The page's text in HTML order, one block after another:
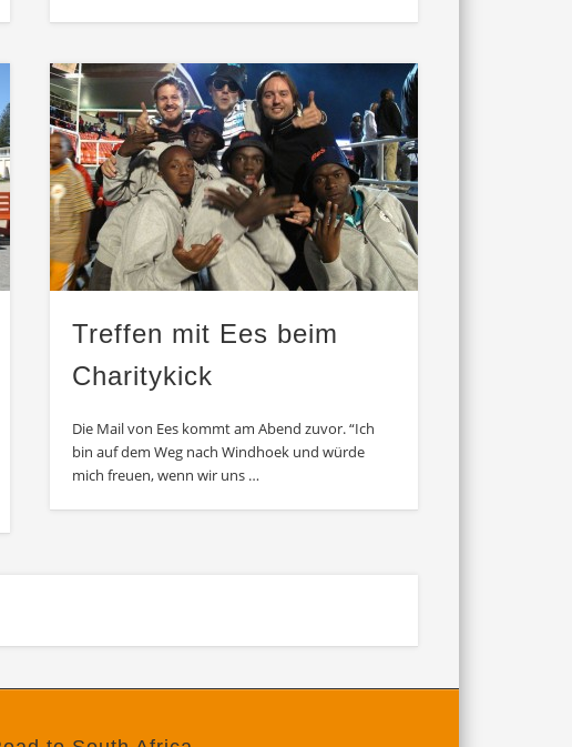
Treffen mit Ees beim
Charitykick
Die Mail von Ees kommt am Abend zuvor. “Ich
bin auf dem Weg nach Windhoek und würde
mich freuen, wenn wir uns …